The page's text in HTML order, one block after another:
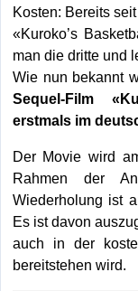
Kosten: Bereits
«Kuroko’s
man die dritte und
Wie nun bekannt
Sequel-Film
erstmals im
Der Movie wird
Rahmen der
Wiederholung ist
Es ist davon
auch in der
bereitstehen wird.